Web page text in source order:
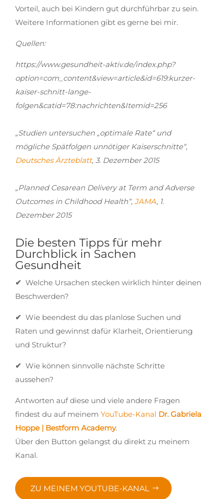
Vorteil, auch bei Kindern gut durchführbar zu sein.
Weitere Informationen gibt es gerne bei mir.
Quellen:
https://www.gesundheit-aktiv.de/index.php?
option=com_content&view=article&id=619:kurzer-
kaiser-schnitt-lange-
folgen&catid=78:nachrichten&Itemid=256
„Studien untersuchen „optimale Rate“ und
mögliche Spätfolgen unnötiger Kaiserschnitte“,
Deutsches Ärzteblatt, 3. Dezember 2015
„Planned Cesarean Delivery at Term and Adverse
Outcomes in Childhood Health“,JAMA, 1.
Dezember 2015
Die besten Tipps für mehr
Durchblick in Sachen
Gesundheit
✔ Welche Ursachen stecken wirklich hinter deinen
Beschwerden?
✔ Wie beendest du das planlose Suchen und
Raten und gewinnst dafür Klarheit, Orientierung
und Struktur?
✔ Wie können sinnvolle nächste Schritte
aussehen?
Antworten auf diese und viele andere Fragen
findest du auf meinemYouTube-Kanal Dr. Gabriela
Hoppe | Bestform Academy.
Über den Button gelangst du direkt zu meinem
Kanal.
ZU MEINEM YOUTUBE-KANAL